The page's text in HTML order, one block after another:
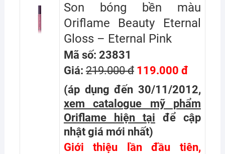
Son bóng bền màu
Oriflame Beauty Eternal
Gloss – Eternal Pink
Mã số: 23831
Giá: 219.000 đ119.000 đ
(áp dụng đến 30/11/2012,
xem catalogue mỹ phẩm
Oriflame hiện tại
để cập
nhật giá mới nhất)
Giới thiệu lần đầu tiên,